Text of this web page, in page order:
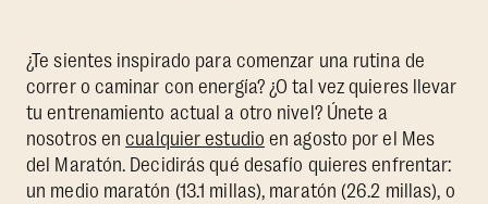
¿Te sientes inspirado para comenzar una rutina de
correr o caminar con energía? ¿O tal vez quieres llevar
tu entrenamiento actual a otro nivel? Únete a
nosotros encualquier estudio en agosto por el Mes
del Maratón. Decidirás qué desafío quieres enfrentar:
un medio maratón (13.1 millas), maratón (26.2 millas), o